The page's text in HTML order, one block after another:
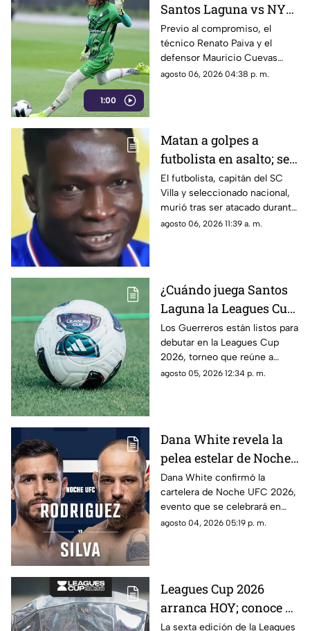
1:00
Santos Laguna vs NYC
en la Leagues Cup
2026?
Previo al compromiso, el
técnico Renato Paiva y el
defensor Mauricio Cuevas
compartieron sus sensaciones
agosto 06, 2026 04:38 p. m.
Matan a golpes a
futbolista en asalto; se
resistió a entregar su
celular
El futbolista, capitán del SC
Villa y seleccionado nacional,
murió tras ser atacado durante
un presunto asalto.
agosto 06, 2026 11:39 a. m.
¿Cuándo juega Santos
Laguna la Leagues Cup
2026, a qué hora y
contra quiénes?
Los Guerreros están listos para
debutar en la Leagues Cup
2026, torneo que reúne a
clubes de la Liga MX y la MLS.
agosto 05, 2026 12:34 p. m.
Dana White revela la
pelea estelar de Noche
UFC 2026; conoce la
cartelera completa
Dana White confirmó la
cartelera de Noche UFC 2026,
evento que se celebrará en
septiembre en Glendale,
agosto 04, 2026 05:19 p. m.
Leagues Cup 2026
arranca HOY; conoce el
nuevo formato,
La sexta edición de la Leagues